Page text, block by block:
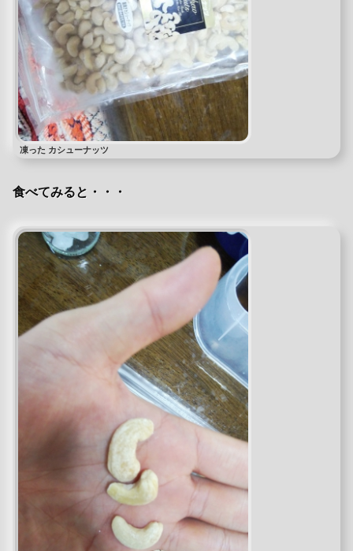
凍った カシューナッツ
食べてみると・・・